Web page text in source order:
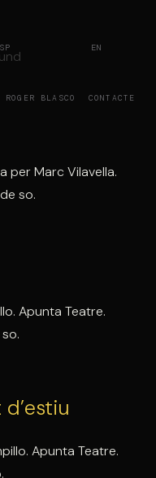
ROGER BLASCO CONTACTE
EN
per Marc Vilavella.
so.
Apunta Teatre.
Apunta Teatre.